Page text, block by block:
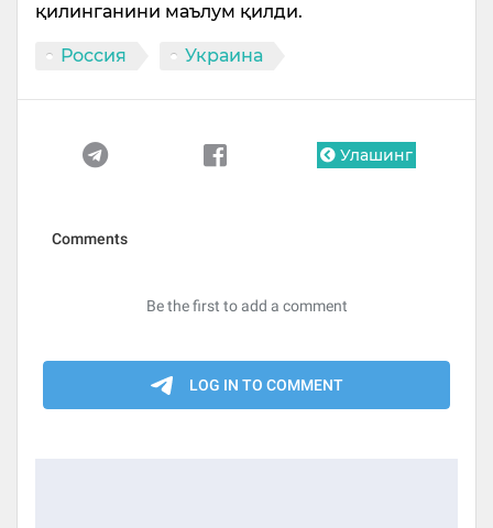
қилинганини маълум қилди.
Россия Украина
Улашинг